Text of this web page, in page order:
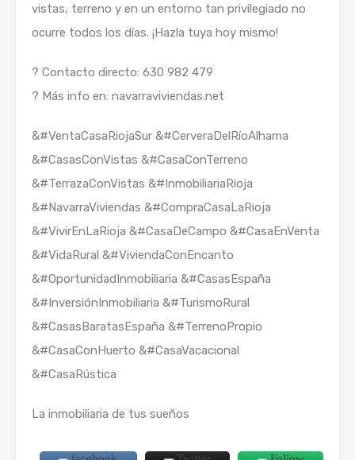
vistas, terreno y en un entorno tan privilegiado no
ocurre todos los días. ¡Hazla tuya hoy mismo!
? Contacto directo: 630 982 479
? Más info en: navarraviviendas.net
&#VentaCasaRiojaSur &#CerveraDelRíoAlhama
&#CasasConVistas &#CasaConTerreno
&#TerrazaConVistas &#InmobiliariaRioja
&#NavarraViviendas &#CompraCasaLaRioja
&#VivirEnLaRioja &#CasaDeCampo &#CasaEnVenta
&#VidaRural &#ViviendaConEncanto
&#OportunidadInmobiliaria &#CasasEspaña
&#InversiónInmobiliaria &#TurismoRural
&#CasasBaratasEspaña &#TerrenoPropio
&#CasaConHuerto &#CasaVacacional
&#CasaRústica
La inmobiliaria de tus sueños